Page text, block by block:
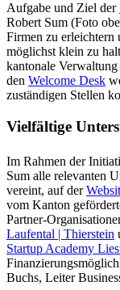
Aufgabe und Ziel der
Robert Sum (Foto
Firmen zu erleichtern
möglichst klein zu
kantonale
den Welcome Desk
zuständigen Stellen
Vielfältige
Im Rahmen der
Sum alle relevanten
vereint, auf der
vom Kanton
Partner-
Laufental | Thierstein
Startup Academy
Buchs, Leiter